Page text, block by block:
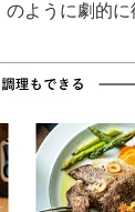
ように劇的に